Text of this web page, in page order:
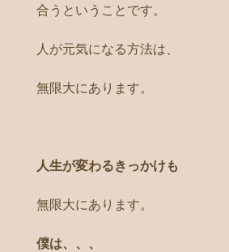
合うということです。
人が元気になる方法は、
無限大にあります。
人生が変わるきっかけも
無限大にあります。
僕は、、、